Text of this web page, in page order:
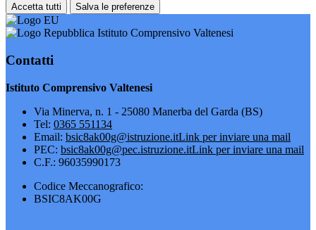
Accetta tutti Salva le preferenze
Istituto Comprensivo Valtenesi
Contatti
Istituto Comprensivo Valtenesi
Via Minerva, n. 1 - 25080 Manerba del Garda (BS)
Tel: 0365 551134
Email: bsic8ak00g@istruzione.itLink per inviare una mail
PEC: bsic8ak00g@pec.istruzione.itLink per inviare una mail
C.F.: 96035990173
Codice Meccanografico:
BSIC8AK00G